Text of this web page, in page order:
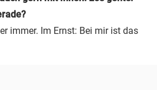
immer. Im Ernst: Bei mir ist das